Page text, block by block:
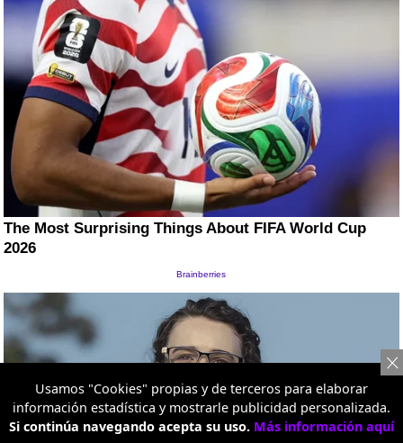
Usamos "Cookies" propias y de terceros para elaborar
información estadística y mostrarle publicidad personalizada.
Si continúa navegando acepta su uso. Más información aquí